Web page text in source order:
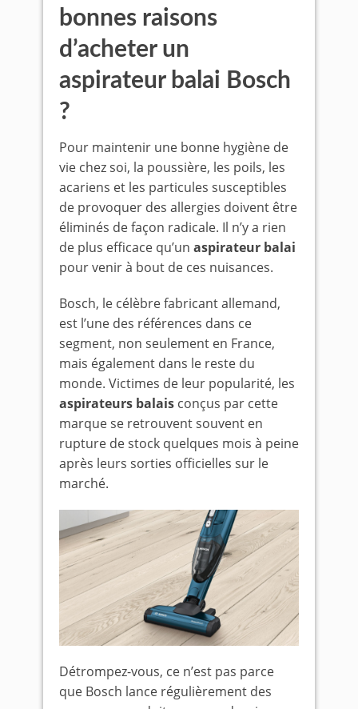
bonnes raisons
d’acheter un
aspirateur balai Bosch
?
Pour maintenir une bonne hygiène de
vie chez soi, la poussière, les poils, les
acariens et les particules susceptibles
de provoquer des allergies doivent être
éliminés de façon radicale. Il n’y a rien
de plus efficace qu’un aspirateur balai
pour venir à bout de ces nuisances.
Bosch, le célèbre fabricant allemand,
est l’une des références dans ce
segment, non seulement en France,
mais également dans le reste du
monde. Victimes de leur popularité, les
aspirateurs balais conçus par cette
marque se retrouvent souvent en
rupture de stock quelques mois à peine
après leurs sorties officielles sur le
marché.
Détrompez-vous, ce n’est pas parce
que Bosch lance régulièrement des